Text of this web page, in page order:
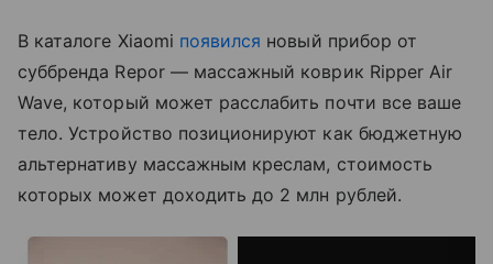
В каталоге Xiaomi появился новый прибор от
суббренда Repor — массажный коврик Ripper Air
Wave, который может расслабить почти все ваше
тело. Устройство позиционируют как бюджетную
альтернативу массажным креслам, стоимость
которых может доходить до 2 млн рублей.